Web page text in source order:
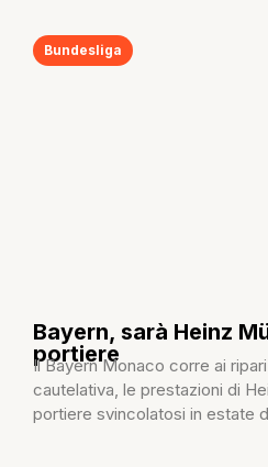
Bundesliga
Bayern, sarà Heinz
portiere
Il Bayern Monaco corre ai
cautelativa, le prestazioni di
portiere svincolatosi in estate